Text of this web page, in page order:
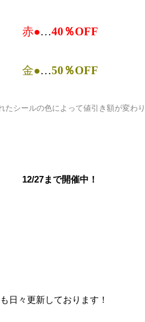
赤●…40％OFF
金●…50％OFF
たシールの色によって値引き額が変わり
12/27まで開催中！
も日々更新しております！